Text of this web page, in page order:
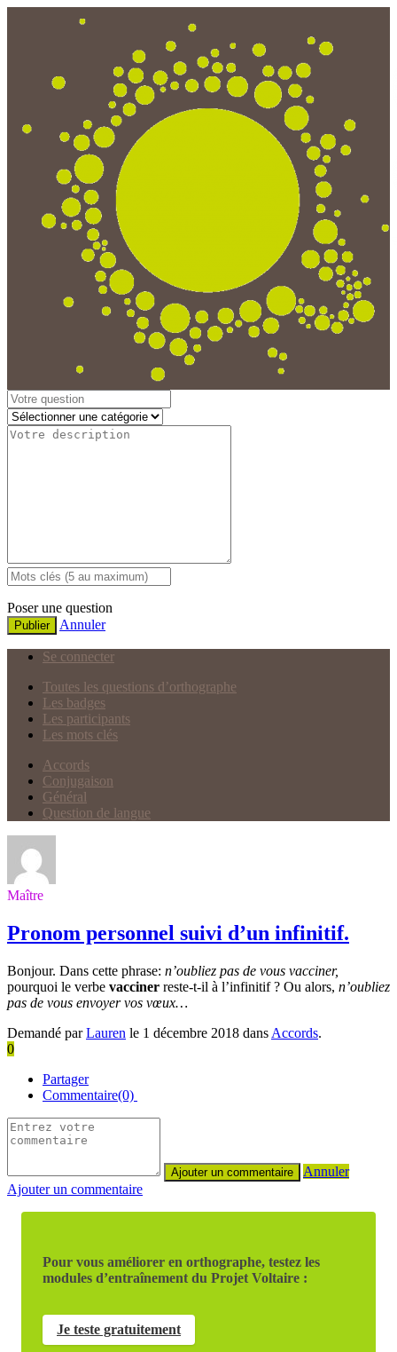
Poser une question
Publier Annuler
Se connecter
Toutes les questions d’orthographe
Les badges
Les participants
Les mots clés
Accords
Conjugaison
Général
Question de langue
Maître
Pronom personnel suivi d’un infinitif.
Bonjour. Dans cette phrase: n’oubliez pas de vous vacciner,
pourquoi le verbe vacciner reste-t-il à l’infinitif ? Ou alors, n’oubliez
pas de vous envoyer vos vœux…
Demandé parLauren le 1 décembre 2018 dans Accords.
0
Partager
Commentaire(0)
Annuler
Ajouter un commentaire
Pour vous améliorer en orthographe, testez les
modules d’entraînement du Projet Voltaire :
Je teste gratuitement